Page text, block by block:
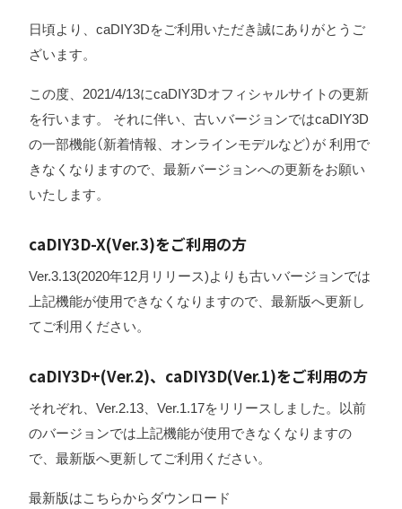
日頃より、caDIY3Dをご利用いただき誠にありがとうご
ざいます。
この度、2021/4/13にcaDIY3Dオフィシャルサイトの更新
を行います。 それに伴い、古いバージョンではcaDIY3D
の一部機能（新着情報、オンラインモデルなど）が 利用で
きなくなりますので、最新バージョンへの更新をお願い
いたします。
caDIY3D-X(Ver.3)をご利用の方
Ver.3.13(2020年12月リリース)よりも古いバージョンでは
上記機能が使用できなくなりますので、最新版へ更新し
てご利用ください。
caDIY3D+(Ver.2)、caDIY3D(Ver.1)をご利用の方
それぞれ、Ver.2.13、Ver.1.17をリリースしました。以前
のバージョンでは上記機能が使用できなくなりますの
で、最新版へ更新してご利用ください。
最新版はこちらからダウンロード